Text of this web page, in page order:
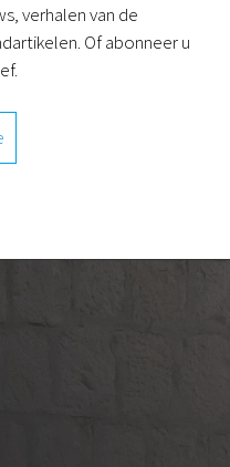
verhalen van de
Of abonneer u